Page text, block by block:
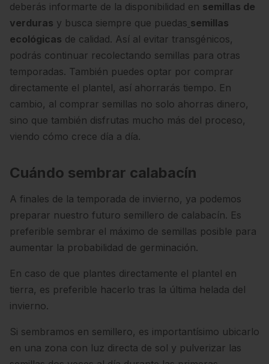
deberás informarte de la disponibilidad en semillas de
verduras y busca siempre que puedas semillas
ecológicas de calidad. Así al evitar transgénicos,
podrás continuar recolectando semillas para otras
temporadas. También puedes optar por comprar
directamente el plantel, así ahorrarás tiempo. En
cambio, al comprar semillas no solo ahorras dinero,
sino que también disfrutas mucho más del proceso,
viendo cómo crece día a día.
Cuándo sembrar calabacín
A finales de la temporada de invierno, ya podemos
preparar nuestro futuro semillero de calabacín. Es
preferible sembrar el máximo de semillas posible para
aumentar la probabilidad de germinación.
En caso de que plantes directamente el plantel en
tierra, es preferible hacerlo tras la última helada del
invierno.
Si sembramos en semillero, es importantísimo ubicarlo
en una zona con luz directa de sol y pulverizar las